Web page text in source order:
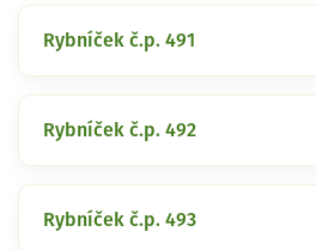
Rybníček č.p. 491
Rybníček č.p. 492
Rybníček č.p. 493